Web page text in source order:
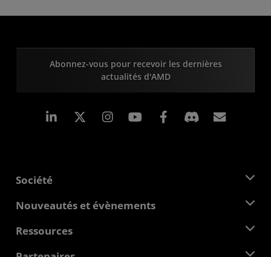
Abonnez-vous pour recevoir les dernières
actualités d'AMD
LinkedIn Instagram Facebook
Société
À propos d'AMD
Responsabilité d'entreprise
Carrières
Nouveautés et évènements
Salle de presse
Ressources
Centre pour les développeurs